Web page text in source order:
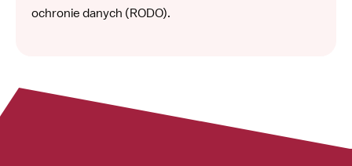
ochronie danych (RODO).